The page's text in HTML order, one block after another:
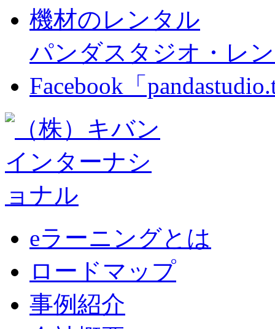
機材のレンタル
パンダスタジオ・レ
Facebook「
eラーニングとは
ロードマップ
事例紹介